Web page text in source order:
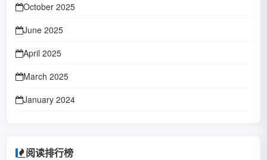
October 2025
June 2025
April 2025
March 2025
January 2024
January 2023
阅读排行榜